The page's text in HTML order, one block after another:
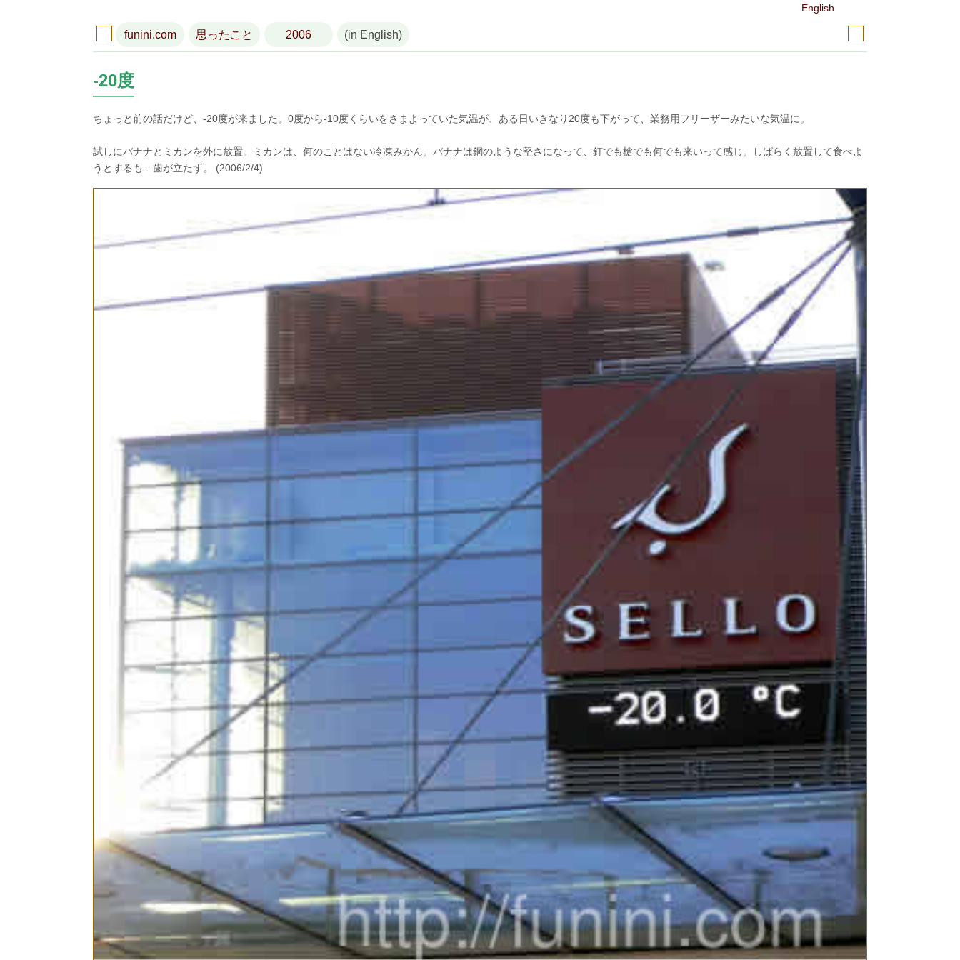
English
funini.com 思ったこと 2006 (in English)
-20度
ちょっと前の話だけど、-20度が来ました。0度から-10度くらいをさまよっていた気温が、ある日いきなり20度も下がって、業務用フリーザーみたいな気温に。
試しにバナナとミカンを外に放置。ミカンは、何のことはない冷凍みかん。バナナは鋼のような堅さになって、釘でも槍でも何でも来いって感じ。しばらく放置して食べよ
うとするも…歯が立たず。 (2006/2/4)